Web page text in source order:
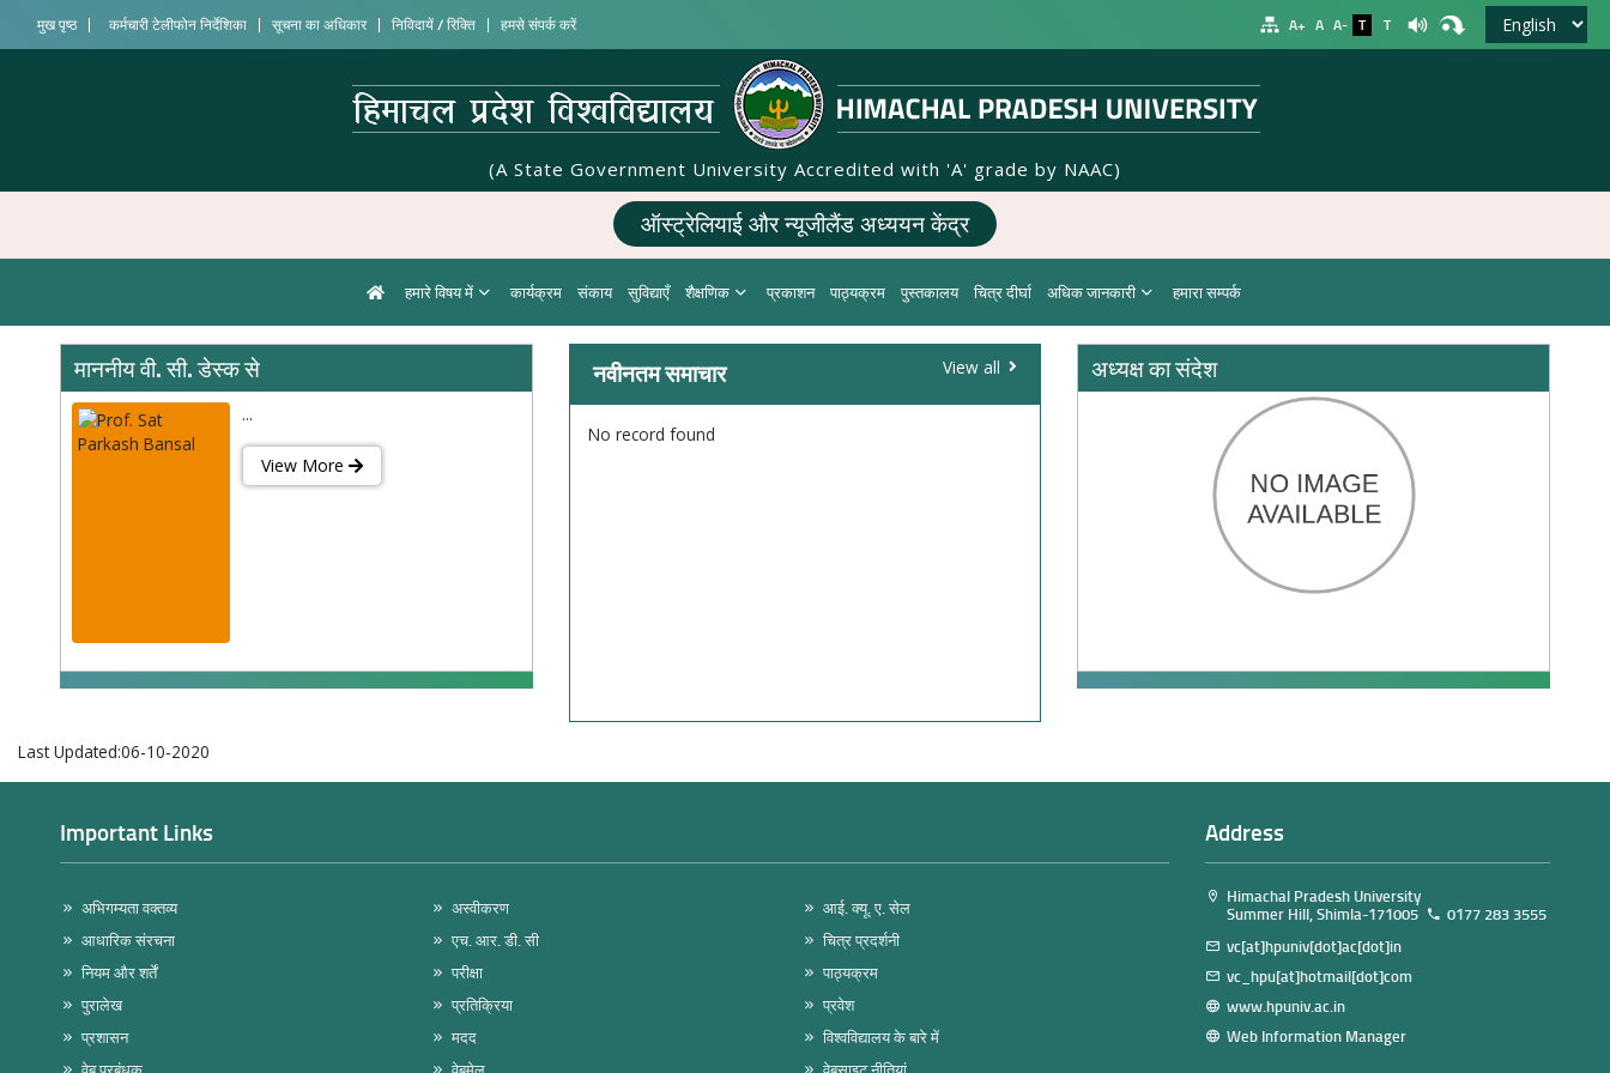
मुख पृष्ठ कर्मचारी टेलीफोन निर्देशिका सूचना का अधिकार निविदायें / रिक्ति हमसे संपर्क करें A+ A A- T T
(A State Government University Accredited with 'A' grade by NAAC)
ऑस्ट्रेलियाई और न्यूजीलैंड अध्ययन केंद्र
हमारे विषय में कार्यक्रम संकाय सुविद्याएँ शैक्षणिक प्रकाशन पाठ्यक्रम पुस्तकालय चित्र दीर्घा अधिक जानकारी हमारा सम्पर्क
माननीय वी. सी. डेस्क से
...
View More
नवीनतम समाचार View all
No record found
अध्यक्ष का संदेश
Last Updated:06-10-2020
Important Links
अभिगम्यता वक्तव्य अस्वीकरण
आई. क्यू. ए. सेल
आधारिक संरचना
एच. आर. डी. सी
चित्र प्रदर्शनी
नियम और शर्तें
परीक्षा
पाठ्यक्रम
पुरालेख
प्रतिक्रिया
प्रवेश
प्रशासन
मदद
विश्वविद्यालय के बारे में
Address
Himachal Pradesh University
Summer Hill, Shimla-171005
0177 283 3555
vc[at]hpuniv[dot]ac[dot]in
vc_hpu[at]hotmail[dot]com
www.hpuniv.ac.in
Web Information Manager